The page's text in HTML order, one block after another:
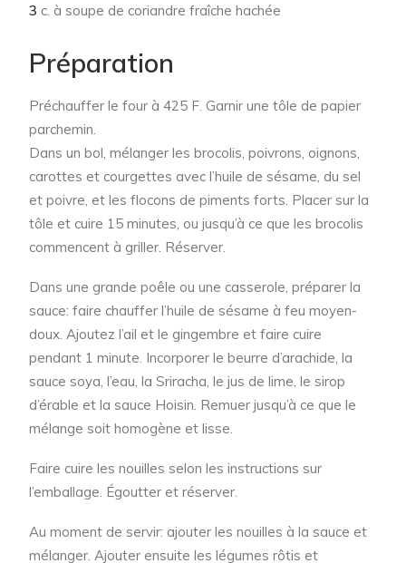
3 c. à soupe de coriandre fraîche hachée
Préparation
Préchauffer le four à 425 F. Garnir une tôle de papier
parchemin.
Dans un bol, mélanger les brocolis, poivrons, oignons,
carottes et courgettes avec l’huile de sésame, du sel
et poivre, et les flocons de piments forts. Placer sur la
tôle et cuire 15 minutes, ou jusqu’à ce que les brocolis
commencent à griller. Réserver.
Dans une grande poêle ou une casserole, préparer la
sauce: faire chauffer l’huile de sésame à feu moyen-
doux. Ajoutez l’ail et le gingembre et faire cuire
pendant 1 minute. Incorporer le beurre d’arachide, la
sauce soya, l’eau, la Sriracha, le jus de lime, le sirop
d’érable et la sauce Hoisin. Remuer jusqu’à ce que le
mélange soit homogène et lisse.
Faire cuire les nouilles selon les instructions sur
l’emballage. Égoutter et réserver.
Au moment de servir: ajouter les nouilles à la sauce et
mélanger. Ajouter ensuite les légumes rôtis et